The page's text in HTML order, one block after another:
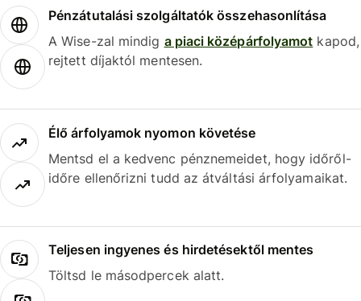
Pénzátutalási szolgáltatók összehasonlítása
A Wise-zal mindig a piaci középárfolyamot kapod,
rejtett díjaktól mentesen.
Élő árfolyamok nyomon követése
Mentsd el a kedvenc pénznemeidet, hogy időről-
időre ellenőrizni tudd az átváltási árfolyamaikat.
Teljesen ingyenes és hirdetésektől mentes
Töltsd le másodpercek alatt.